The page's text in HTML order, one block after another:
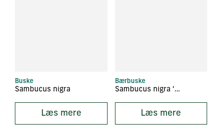
Buske
Sambucus nigra
Læs mere
Bærbuske
Sambucus nigra ‘Hamburg’
Læs mere